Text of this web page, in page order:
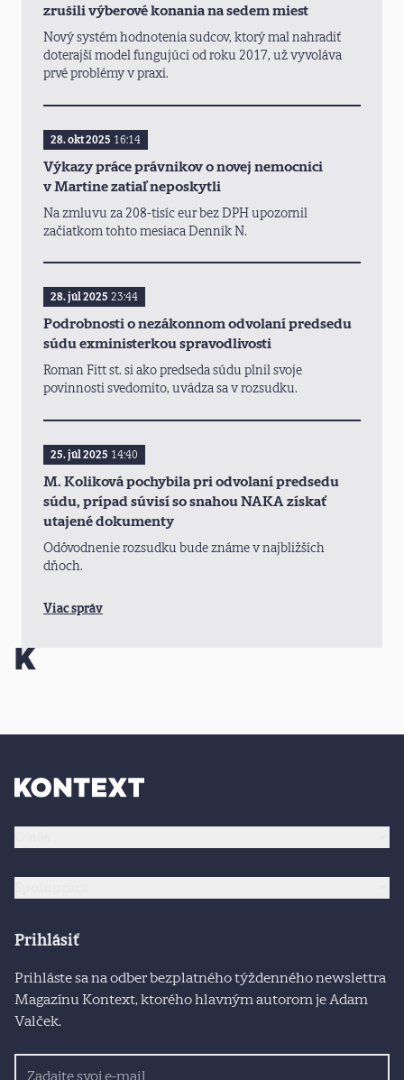
zrušili výberové konania na sedem miest
Nový systém hodnotenia sudcov, ktorý mal nahradiť
doterajší model fungujúci od roku 2017, už vyvoláva
prvé problémy v praxi.
28. okt 2025 16:14
Výkazy práce právnikov o novej nemocnici
v Martine zatiaľ neposkytli
Na zmluvu za 208-tisíc eur bez DPH upozornil
začiatkom tohto mesiaca Denník N.
28. júl 2025 23:44
Podrobnosti o nezákonnom odvolaní predsedu
súdu exministerkou spravodlivosti
Roman Fitt st. si ako predseda súdu plnil svoje
povinnosti svedomito, uvádza sa v rozsudku.
25. júl 2025 14:40
M. Koliková pochybila pri odvolaní predsedu
súdu, prípad súvisí so snahou NAKA získať
utajené dokumenty
Odôvodnenie rozsudku bude známe v najbližších
dňoch.
Viac správ
Prihlásiť
Prihláste sa na odber bezplatného týždenného newslettra
Magazínu Kontext, ktorého hlavným autorom je Adam
Valček.